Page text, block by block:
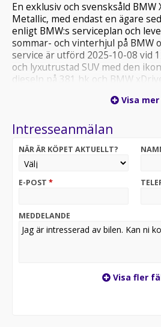
En exklusiv och svensksåld BMW
Metallic, med endast en ägare
enligt BMW:s serviceplan och
sommar- och vinterhjul på BMW
service är utförd 2025-10-08 vid
och lyxutrustad SUV med den
dieseln på 381 hk och BMW
Bilen är utrustad med bland
öppningsbart panoramaglastak,
strålkastare, Driving Assistant
Shadowline, elstolar med minne,
dieselvärmare med fjärrstart
Vidare finns funktioner som
integrerade solgardiner bak,
warning, skyltigenkänning,
mer. Max dragvikt är 3 500 kg,
användbar även för tunga släp.
En mycket välutrustad M50d i
Visa mer
Intresseanmälan
NÄR ÄR KÖPET AKTUELLT?
E-POST *
MEDDELANDE
Visa fler